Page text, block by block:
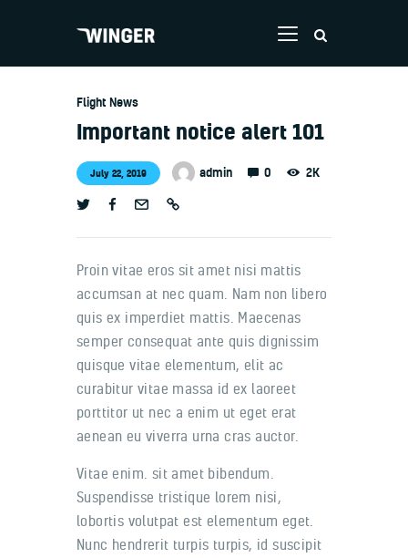
Welcome
Contacts
Flight News
Important notice alert 101
July 22, 2019 admin 0 2K
Proin vitae eros sit amet nisi mattis
accumsan at nec quam. Nam non libero
quis ex imperdiet mattis. Maecenas
semper consequat ante quis dignissim
quisque vitae elementum, elit ac
curabitur vitae massa id ex laoreet
porttitor ut nec a enim ut eget erat
aenean eu viverra urna cras auctor.
Vitae enim. sit amet bibendum.
Suspendisse tristique lorem nisi,
lobortis volutpat est elementum eget.
Nunc hendrerit turpis turpis, id suscipit